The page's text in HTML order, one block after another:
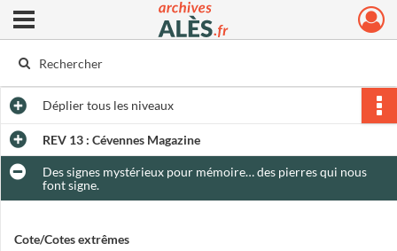
Archives municipales d'Alès
Ouvrir le menu déroulant
Dépliertous les niveaux
REV 13 : Cévennes Magazine
Des signes mystérieux pour mémoire… des pierres qui nous
font signe.
Cote/Cotes extrêmes